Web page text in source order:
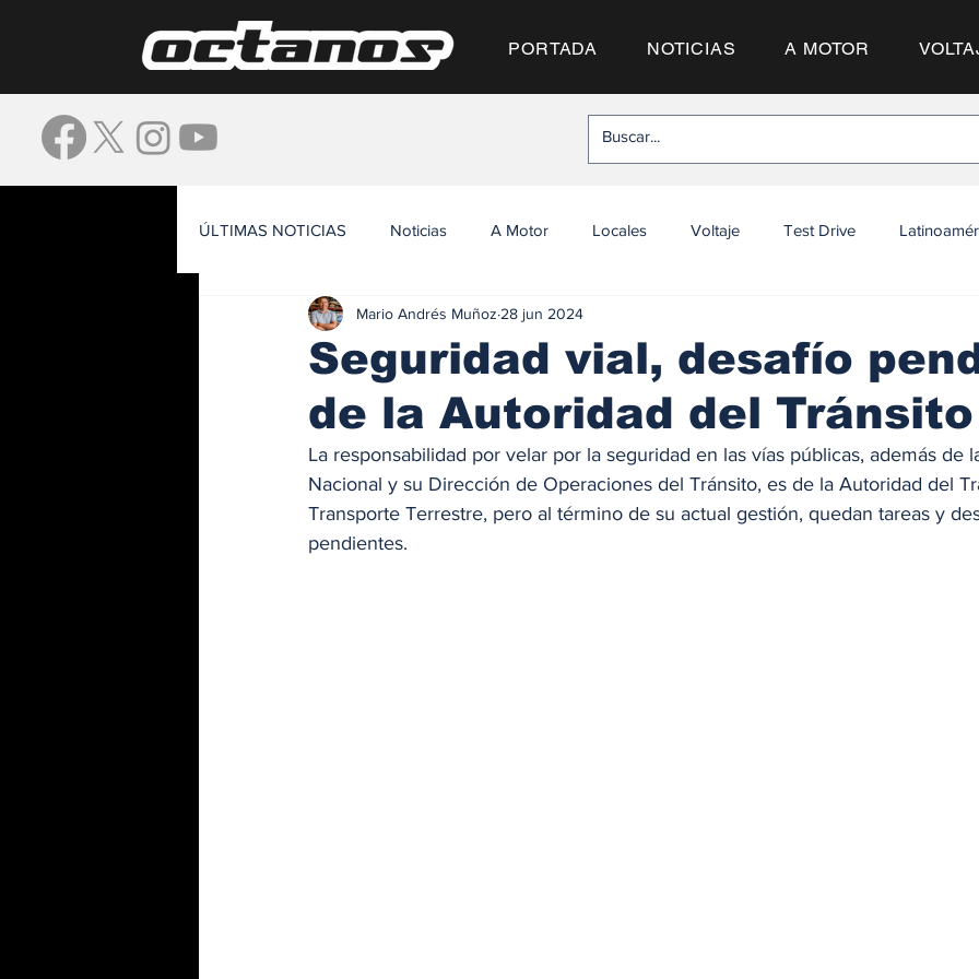
PORTADA NOTICIAS A MOTOR
ÚLTIMAS NOTICIAS Noticias A Motor Locales Voltaje Test Drive
Seguridad vial, desafío
de la Autoridad del Tránsito
Mario Andrés Muñoz 28 jun 2024
La responsabilidad por velar por la seguridad en las vías públicas, además de
Nacional y su Dirección de Operaciones del Tránsito, es de la Autoridad del
Transporte Terrestre, pero al término de su actual gestión, quedan tareas y
pendientes.